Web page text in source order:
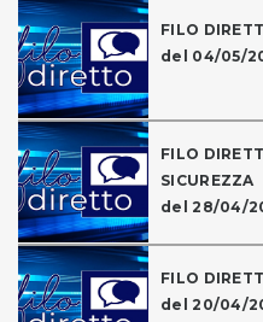
FILO
del 04/05/
FILO
SICUREZZA
del 28/04/
FILO
del 20/04/